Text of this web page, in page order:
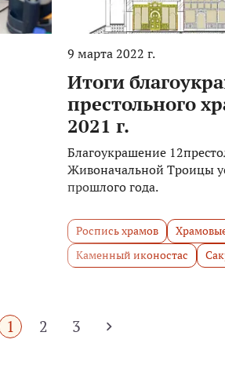
9 марта 2022 г.
Итоги
престольного
2021 г.
Благоукрашение
Живоначальной Троицы
прошлого года.
Роспись храмов
Каменный иконостас
1 2 3